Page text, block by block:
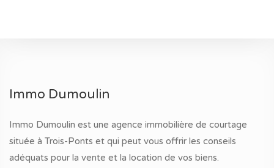
Immo Dumoulin
Immo Dumoulin est une agence immobilière de courtage
située à Trois-Ponts et qui peut vous offrir les conseils
adéquats pour la vente et la location de vos biens.